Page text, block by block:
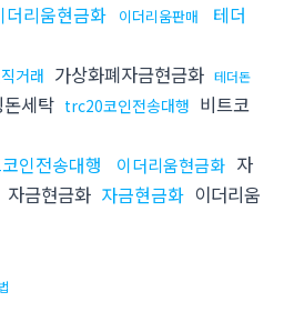
더리움현금화 이더리움판매
테더
거래 가상화폐자금현금화 테더돈
돈세탁 trc20코인전송대행 비트코
인전송대행 이더리움현금화 자
자금현금화 자금현금화 이더리움